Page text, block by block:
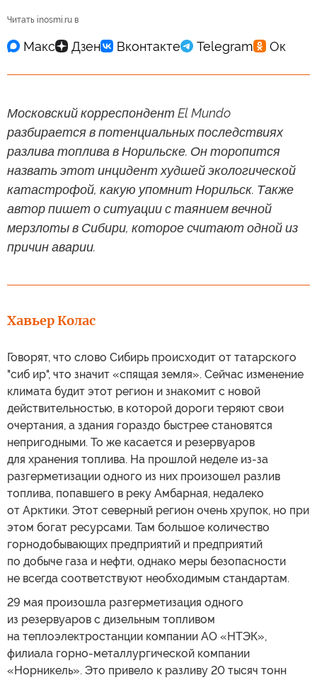
Читать inosmi.ru в
Московский корреспондент El Mundo
разбирается в потенциальных последствиях
разлива топлива в Норильске. Он торопится
назвать этот инцидент худшей экологической
катастрофой, какую упомнит Норильск. Также
автор пишет о ситуации с таянием вечной
мерзлоты в Сибири, которое считают одной из
причин аварии.
Хавьер Колас
Говорят, что слово Сибирь происходит от татарского
"сиб ир", что значит «спящая земля». Сейчас изменение
климата будит этот регион и знакомит с новой
действительностью, в которой дороги теряют свои
очертания, а здания гораздо быстрее становятся
непригодными. То же касается и резервуаров
для хранения топлива. На прошлой неделе из-за
разгерметизации одного из них произошел разлив
топлива, попавшего в реку Амбарная, недалеко
от Арктики. Этот северный регион очень хрупок, но при
этом богат ресурсами. Там большое количество
горнодобывающих предприятий и предприятий
по добыче газа и нефти, однако меры безопасности
не всегда соответствуют необходимым стандартам.
29 мая произошла разгерметизация одного
из резервуаров с дизельным топливом
на теплоэлектростанции компании АО «НТЭК»,
филиала горно-металлургической компании
«Норникель». Это привело к разливу 20 тысяч тонн